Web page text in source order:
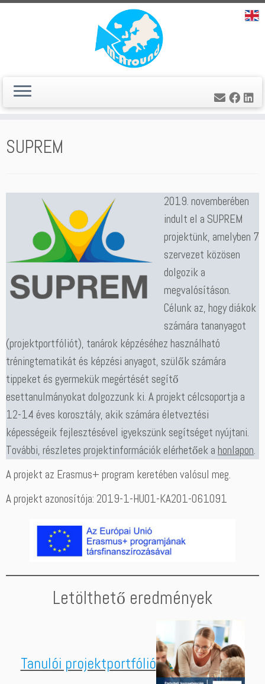
toSUPREM
2019. novemberében
indult el a SUPREM
projektünk, amelyben 7
szervezet közösen
dolgozik a
megvalósításon.
Célunk az, hogy diákok
számára tananyagot
(projektportfóliót), tanárok képzéséhez használható
tréningtematikát és képzési anyagot, szülők számára
tippeket és gyermekük megértését segítő
esettanulmányokat dolgozzunk ki. A projekt célcsoportja a
12-14 éves korosztály, akik számára életveztési
képességeik fejlesztésével igyekszünk segítséget nyújtani.
További, részletes projektinformációk elérhetőek a honlapon.
A projekt az Erasmus+ program keretében valósul meg.
A projekt azonosítója: 2019-1-HU01-KA201-061091
Letölthető eredmények
Tanulói projektportfólió